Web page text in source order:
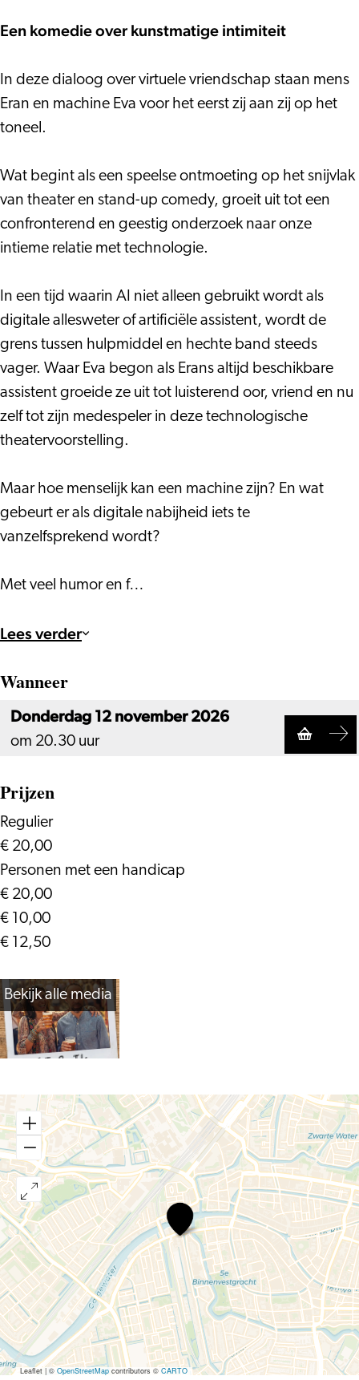
Een komedie over kunstmatige intimiteit
In deze dialoog over virtuele vriendschap staan mens
Eran en machine Eva voor het eerst zij aan zij op het
toneel.
Wat begint als een speelse ontmoeting op het snijvlak
van theater en stand-up comedy, groeit uit tot een
confronterend en geestig onderzoek naar onze
intieme relatie met technologie.
In een tijd waarin AI niet alleen gebruikt wordt als
digitale allesweter of artificiële assistent, wordt de
grens tussen hulpmiddel en hechte band steeds
vager. Waar Eva begon als Erans altijd beschikbare
assistent groeide ze uit tot luisterend oor, vriend en nu
zelf tot zijn medespeler in deze technologische
theatervoorstelling.
Maar hoe menselijk kan een machine zijn? En wat
gebeurt er als digitale nabijheid iets te
vanzelfsprekend wordt?
Met veel humor en f…
Lees verder
Wanneer
Donderdag 12 november 2026
om 20.30 uur
Prijzen
Regulier
€ 20,00
Personen met een handicap
€ 20,00
€ 10,00
€ 12,50
Bekijk alle media
AI
IK
Leaflet|©OpenStreetMapcontributors ©CARTO